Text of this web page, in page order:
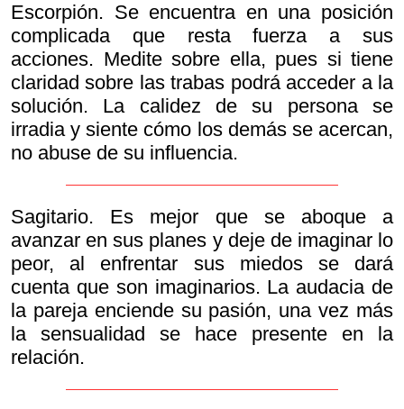
Escorpión. Se encuentra en una posición
complicada que resta fuerza a sus
acciones. Medite sobre ella, pues si tiene
claridad sobre las trabas podrá acceder a la
solución. La calidez de su persona se
irradia y siente cómo los demás se acercan,
no abuse de su influencia.
Sagitario. Es mejor que se aboque a
avanzar en sus planes y deje de imaginar lo
peor, al enfrentar sus miedos se dará
cuenta que son imaginarios. La audacia de
la pareja enciende su pasión, una vez más
la sensualidad se hace presente en la
relación.